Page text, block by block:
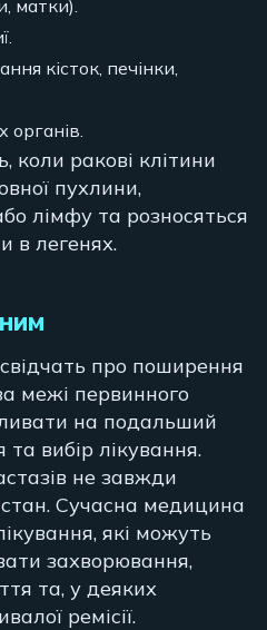
матки).
кісток, печінки,
органів.
коли ракові клітини
пухлини,
лімфу та розносяться
в легенях.
про поширення
межі первинного
на подальший
вибір лікування.
не завжди
Сучасна медицина
які можуть
захворювання,
та, у деяких
ремісії.